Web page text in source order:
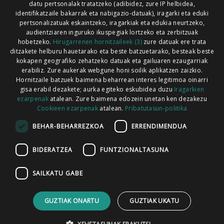
Xorroxin irratia | Lesaka | T. 948638288
Codesyntaxek garatua
PUBLIZITATEA
HARREMANETARAKO
datu pertsonalak tratatzeko (adibidez, zure IP helbidea,
identifikatzaile bakarrak eta nabigazio-datuak), iragarki eta eduki
pertsonalizatuak eskaintzeko, iragarkiak eta edukia neurtzeko,
audientziaren inguruko ikuspegiak lortzeko eta zerbitzuak
hobetzeko. Hirugarrenen hornitzaileek (3)zure datuak ere trata
ditzakete helburu hauetarako eta beste batzuetarako, besteak beste
kokapen geografiko zehatzeko datuak eta gailuaren ezaugarriak
erabiliz. Zure aukerak webgune honi soilik aplikatzen zaizkio.
Hornitzaile batzuek baimena beharrean interes legitimoa oinarri
gisa erabil dezakete; aurka egiteko eskubidea duzu Iragarkien
ezarpenakatalean. Zure baimena edozein unetan ken dezakezu
Cookieen ezarpenak atalean. Pribatutasun-politika
BEHAR-BEHARREZKOA ERRENDIMENDUA
BIDERATZEA FUNTZIONALTASUNA
SAILKATU GABE
GUZTIAK ONARTU GUZTIAK UKATU